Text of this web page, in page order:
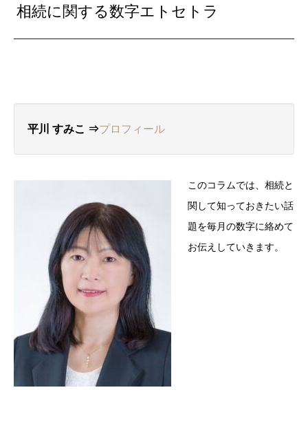
相続に関する数字エトセトラ
平川 すみこ ⇒プロフィール
このコラムでは、相続と
関して知っておきたい話
題を毎月の数字に絡めて
お伝えしていきます。